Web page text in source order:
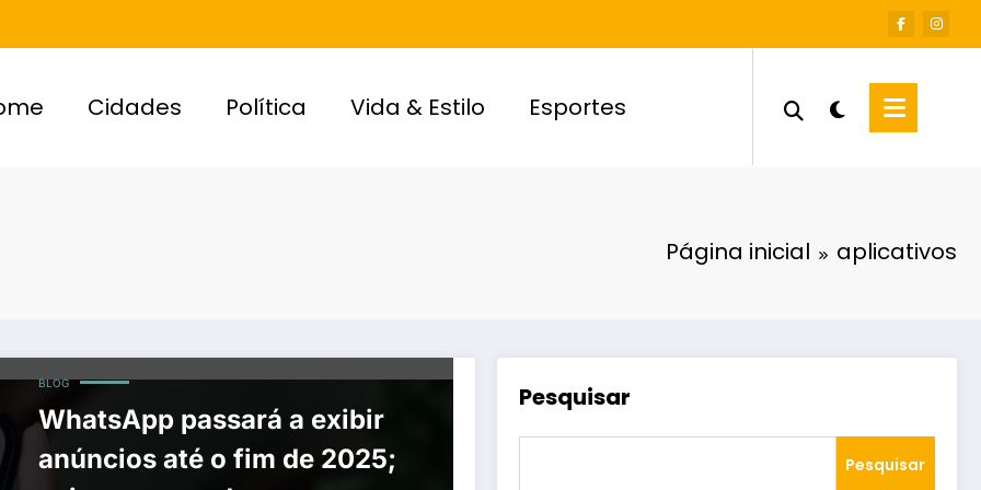
Cidades Política Vida & Estilo Esportes
Página inicial aplicativos
BLOG
WhatsApp passará a exibir
anúncios até o fim de 2025;
Pesquisar
Pesquisar